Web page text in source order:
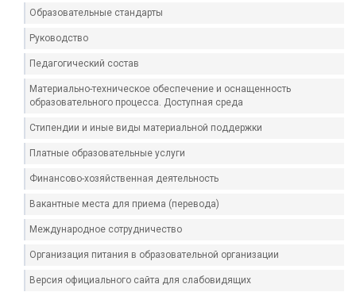
Образовательные стандарты
Руководство
Педагогический состав
Материально-техническое обеспечение и оснащенность
образовательного процесса. Доступная среда
Стипендии и иные виды материальной поддержки
Платные образовательные услуги
Финансово-хозяйственная деятельность
Вакантные места для приема (перевода)
Международное сотрудничество
Организация питания в образовательной организации
Версия официального сайта для слабовидящих